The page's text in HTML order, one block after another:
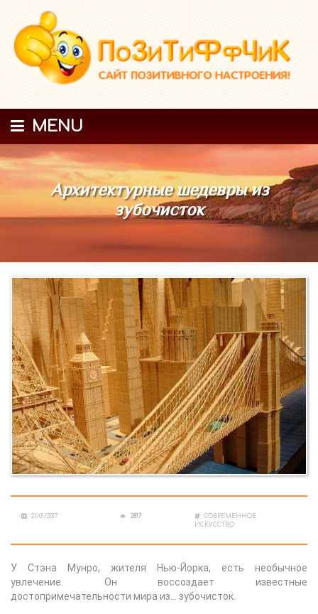
MENU
Архитектурные шедевры из
зубочисток
21/01/2017 2817
СОВРЕМЕННОЕ
ИСКУССТВО
У Стэна Мунро, жителя Нью-Йорка, есть необычное
увлечение. Он воссоздает известные
достопримечательности мира из… зубочисток.